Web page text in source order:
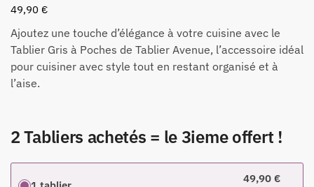
49,90 €
Ajoutez une touche d’élégance à votre cuisine avec le
Tablier Gris à Poches de Tablier Avenue, l’accessoire idéal
pour cuisiner avec style tout en restant organisé et à
l’aise.
2 Tabliers achetés = le 3ieme offert !
49,90 €